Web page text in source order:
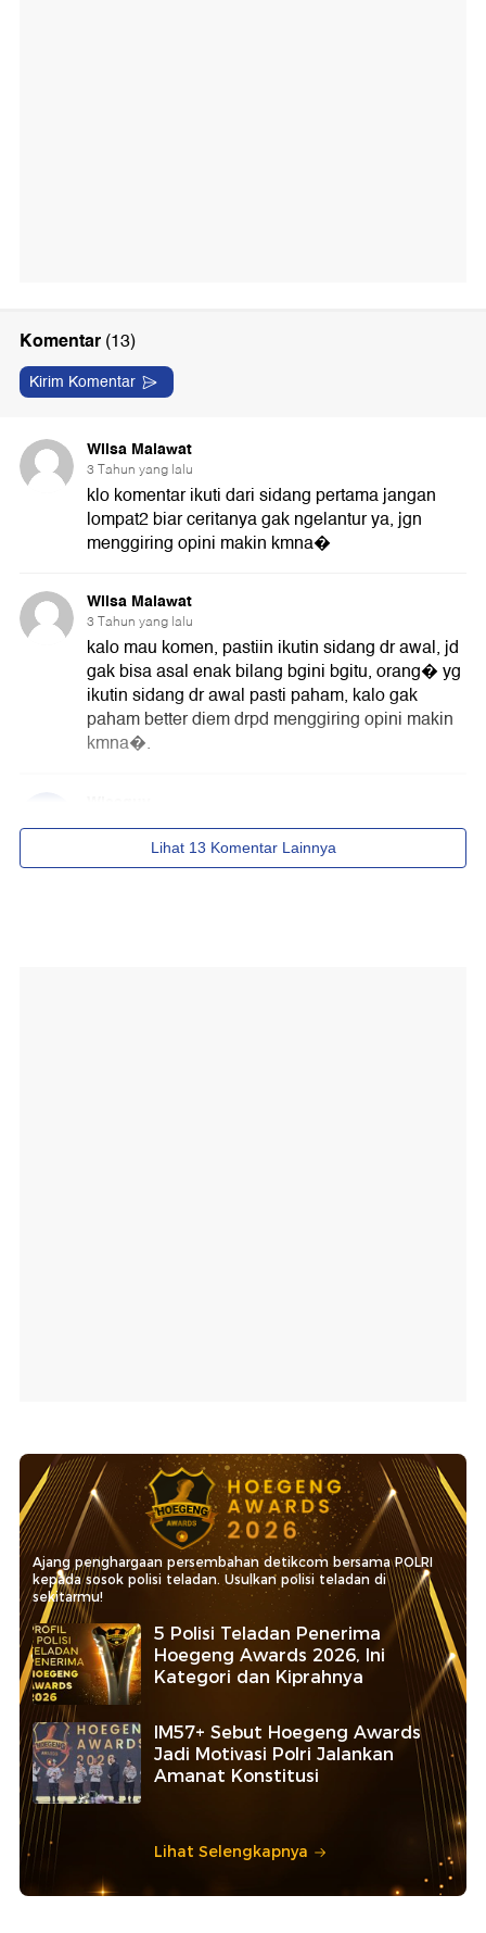
Ajang penghargaan persembahan detikcom bersama POLRI
kepada sosok polisi teladan. Usulkan polisi teladan di
sekitarmu!
5 Polisi Teladan Penerima
Hoegeng Awards 2026, Ini
Kategori dan Kiprahnya
IM57+ Sebut Hoegeng Awards
Jadi Motivasi Polri Jalankan
Amanat Konstitusi
Lihat Selengkapnya